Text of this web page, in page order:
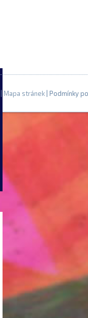
Mapa stránek | Podmínky